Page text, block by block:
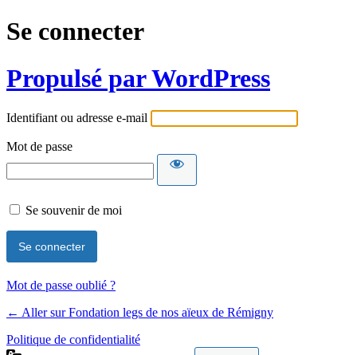
Se connecter
Propulsé par WordPress
Identifiant ou adresse e-mail
Mot de passe
Se souvenir de moi
Mot de passe oublié ?
← Aller sur Fondation legs de nos aïeux de Rémigny
Politique de confidentialité